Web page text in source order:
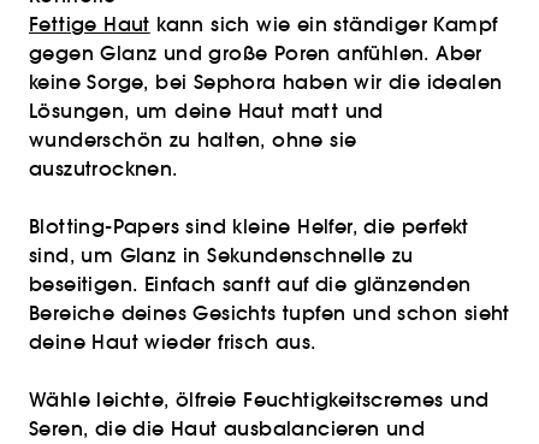
Fettige Haut kann sich wie ein ständiger Kampf
gegen Glanz und große Poren anfühlen. Aber
keine Sorge, bei Sephora haben wir die idealen
Lösungen, um deine Haut matt und
wunderschön zu halten, ohne sie
auszutrocknen.
Blotting-Papers sind kleine Helfer, die perfekt
sind, um Glanz in Sekundenschnelle zu
beseitigen. Einfach sanft auf die glänzenden
Bereiche deines Gesichts tupfen und schon sieht
deine Haut wieder frisch aus.
Wähle leichte, ölfreie Feuchtigkeitscremes und
Seren, die die Haut ausbalancieren und